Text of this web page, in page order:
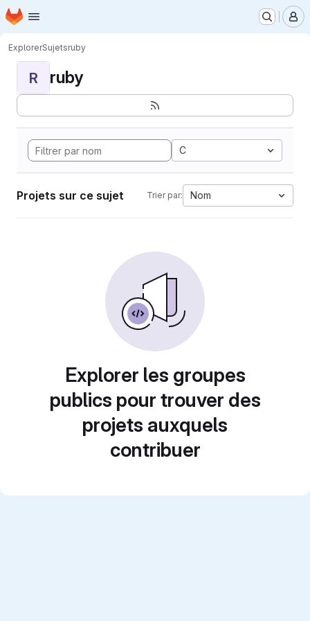
Passer au contenu principal
Page d'accueil
ExplorerSujetsruby
R ruby
C
Projets sur ce sujet Trier par: Nom
Explorer les groupes
publics pour trouver des
projets auxquels
contribuer